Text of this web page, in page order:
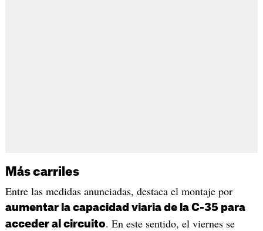
Más carriles
Entre las medidas anunciadas, destaca el montaje por
aumentar la capacidad viaria de la C-35 para
acceder al circuito. En este sentido, el viernes se